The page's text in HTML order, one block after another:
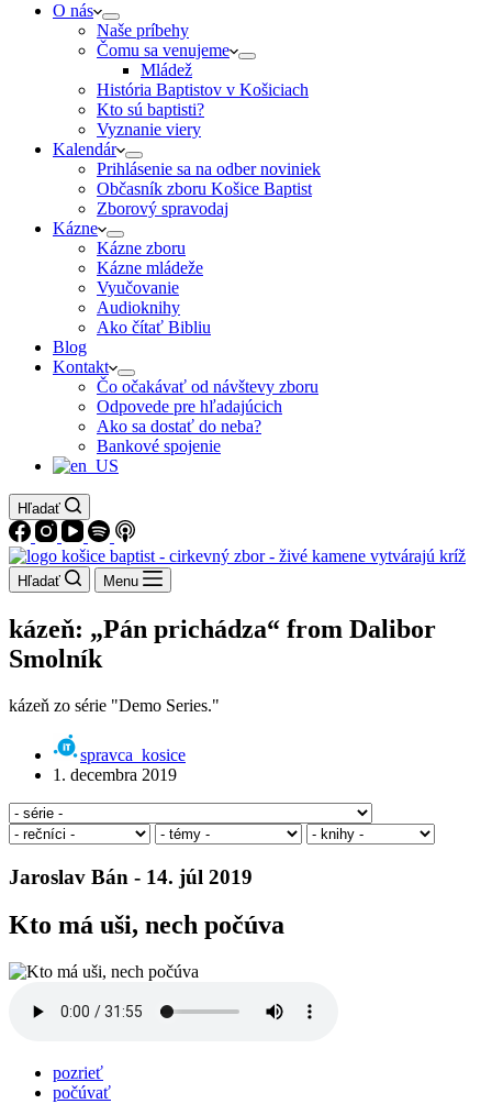
O nás
Naše príbehy
Čomu sa venujeme
Mládež
História Baptistov v Košiciach
Kto sú baptisti?
Vyznanie viery
Kalendár
Prihlásenie sa na odber noviniek
Občasník zboru Košice Baptist
Zborový spravodaj
Kázne
Kázne zboru
Kázne mládeže
Vyučovanie
Audioknihy
Ako čítať Bibliu
Blog
Kontakt
Čo očakávať od návštevy zboru
Odpovede pre hľadajúcich
Ako sa dostať do neba?
Bankové spojenie
Hľadať
Hľadať Menu
kázeň: „Pán prichádza“ from Dalibor
Smolník
kázeň zo série "Demo Series."
spravca_kosice
1. decembra 2019
Jaroslav Bán - 14. júl 2019
Kto má uši, nech počúva
pozrieť
počúvať